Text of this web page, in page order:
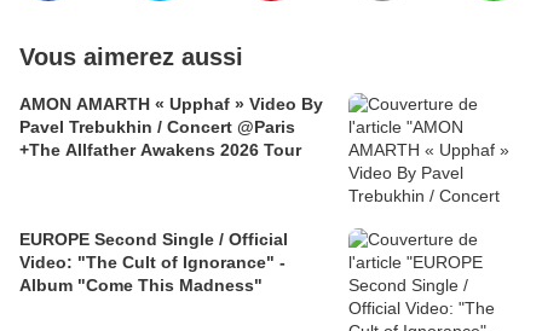
Vous aimerez aussi
AMON AMARTH « Upphaf » Video By
Pavel Trebukhin / Concert @Paris
+The Allfather Awakens 2026 Tour
EUROPE Second Single / Official
Video: "The Cult of Ignorance" -
Album "Come This Madness"